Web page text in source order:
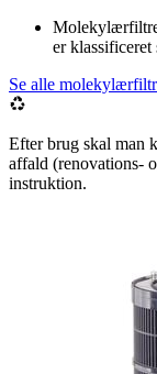
Molekylærfiltre
er
Se alle
Efter brug skal man
affald (renovations-
instruktion.